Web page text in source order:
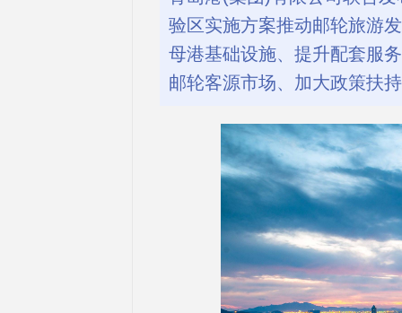
验区实施方案推动邮轮旅游
母港基础设施、提升配套服
邮轮客源市场、加大政策扶